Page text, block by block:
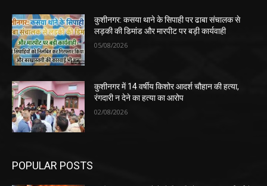
कुशीनगर: कसया थाने के सिपाही पर ढाबा संचालक से
लड़की की डिमांड और मारपीट पर बड़ी कार्यवाही
05/08/2026
कुशीनगर में 14 वर्षीय किशोर आदर्श चौहान की हत्या,
रंगदारी न देने का हत्या का आरोप
02/08/2026
POPULAR POSTS